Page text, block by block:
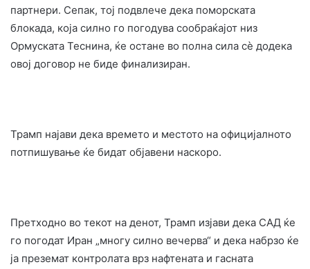
партнери. Сепак, тој подвлече дека поморската
блокада, која силно го погодува сообраќајот низ
Ормуската Теснина, ќе остане во полна сила сè додека
овој договор не биде финализиран.
Трамп најави дека времето и местото на официјалното
потпишување ќе бидат објавени наскоро.
Претходно во текот на денот, Трамп изјави дека САД ќе
го погодат Иран „многу силно вечерва“ и дека набрзо ќе
ја преземат контролата врз нафтената и гасната